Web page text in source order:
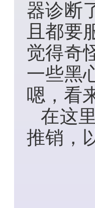
器诊断
且都要
觉得奇
一些黑
嗯，看
在这
推销，